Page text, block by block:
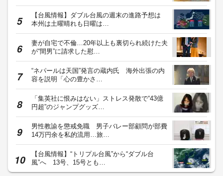
【台風情報】ダブル台風の週末の進路予想は
本州は土曜晴れも日曜は…
妻が自宅で不倫…20年以上も裏切られ続けた夫
が“間男”に請求した慰…
“ネパールは天国”発言の蔵内氏 海外出張の内
容を説明「心の豊かさ…
「集英社に恨みはない」ストレス発散で“43億
円超”のジャンプグッズ…
男性教諭を懲戒免職 男子バレー部顧問が部費
14万円余を私的流用…旅…
【台風情報】“トリプル台風”から“ダブル台
風”へ 13号、15号とも…